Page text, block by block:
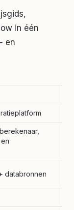
in één
en
databronnen